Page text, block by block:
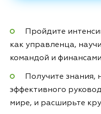
Пройдите
как управленца,
командой и
Получите
эффективного
мире, и расширьте